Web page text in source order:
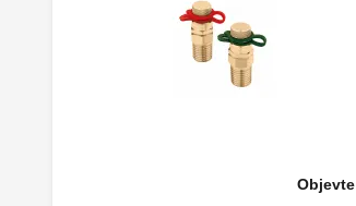
Objevte